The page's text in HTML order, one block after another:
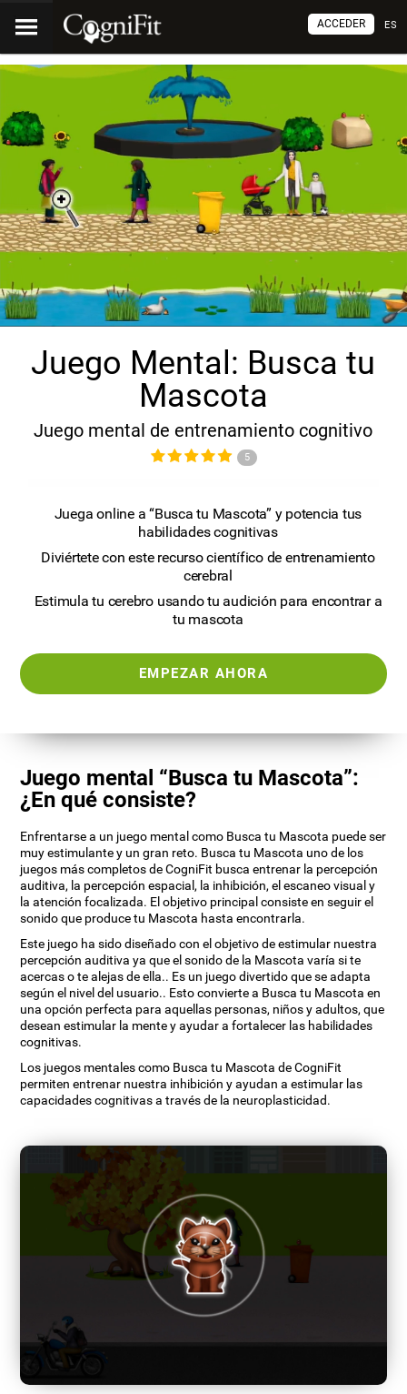
ES
ACCEDER
Juego Mental: Busca tu
Mascota
Juego mental de entrenamiento cognitivo
5
Juega online a “Busca tu Mascota” y potencia tus
habilidades cognitivas
Diviértete con este recurso científico de entrenamiento
cerebral
Estimula tu cerebro usando tu audición para encontrar a
tu mascota
EMPEZAR AHORA
Juego mental “Busca tu Mascota”:
¿En qué consiste?
Enfrentarse a un juego mental como Busca tu Mascota puede ser
muy estimulante y un gran reto. Busca tu Mascota uno de los
juegos más completos de CogniFit busca entrenar la percepción
auditiva, la percepción espacial, la inhibición, el escaneo visual y
la atención focalizada. El objetivo principal consiste en seguir el
sonido que produce tu Mascota hasta encontrarla.
Este juego ha sido diseñado con el objetivo de estimular nuestra
percepción auditiva ya que el sonido de la Mascota varía si te
acercas o te alejas de ella.. Es un juego divertido que se adapta
según el nivel del usuario.. Esto convierte a Busca tu Mascota en
una opción perfecta para aquellas personas, niños y adultos, que
desean estimular la mente y ayudar a fortalecer las habilidades
cognitivas.
Los juegos mentales como Busca tu Mascota de CogniFit
permiten entrenar nuestra inhibición y ayudan a estimular las
capacidades cognitivas a través de la neuroplasticidad.